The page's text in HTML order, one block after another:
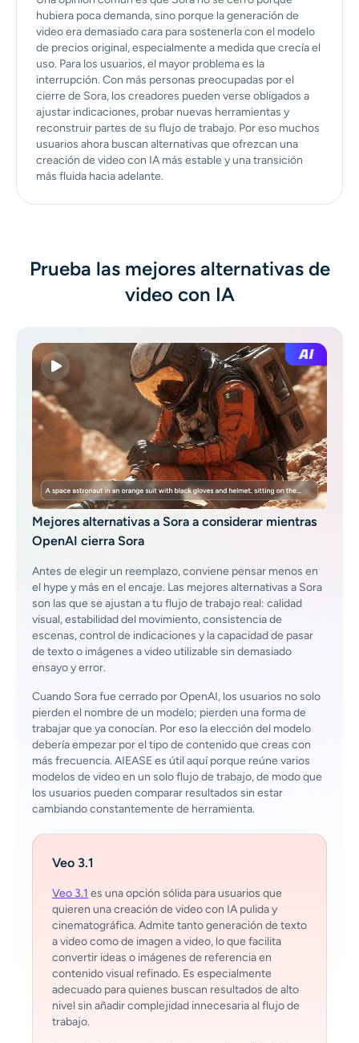
hubiera poca demanda, sino porque la generación de
video era demasiado cara para sostenerla con el modelo
de precios original, especialmente a medida que crecía el
uso. Para los usuarios, el mayor problema es la
interrupción. Con más personas preocupadas por el
cierre de Sora, los creadores pueden verse obligados a
ajustar indicaciones, probar nuevas herramientas y
reconstruir partes de su flujo de trabajo. Por eso muchos
usuarios ahora buscan alternativas que ofrezcan una
creación de video con IA más estable y una transición
más fluida hacia adelante.
Prueba las mejores alternativas de
video con IA
Mejores alternativas a Sora a considerar mientras
OpenAI cierra Sora
Antes de elegir un reemplazo, conviene pensar menos en
el hype y más en el encaje. Las mejores alternativas a Sora
son las que se ajustan a tu flujo de trabajo real: calidad
visual, estabilidad del movimiento, consistencia de
escenas, control de indicaciones y la capacidad de pasar
de texto o imágenes a video utilizable sin demasiado
ensayo y error.
Cuando Sora fue cerrado por OpenAI, los usuarios no solo
pierden el nombre de un modelo; pierden una forma de
trabajar que ya conocían. Por eso la elección del modelo
debería empezar por el tipo de contenido que creas con
más frecuencia. AIEASE es útil aquí porque reúne varios
modelos de video en un solo flujo de trabajo, de modo que
los usuarios pueden comparar resultados sin estar
cambiando constantemente de herramienta.
Veo 3.1
Veo 3.1 es una opción sólida para usuarios que
quieren una creación de video con IA pulida y
cinematográfica. Admite tanto generación de texto
a video como de imagen a video, lo que facilita
convertir ideas o imágenes de referencia en
contenido visual refinado. Es especialmente
adecuado para quienes buscan resultados de alto
nivel sin añadir complejidad innecesaria al flujo de
trabajo.